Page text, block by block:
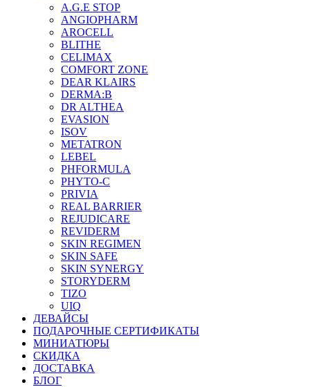
A.G.E STOP
ANGIOPHARM
AROCELL
BLITHE
CELIMAX
COMFORT ZONE
DEAR KLAIRS
DERMA:B
DR ALTHEA
EVASION
ISOV
METATRON
LEBEL
PHFORMULA
PHYTO-C
PRIVIA
REAL BARRIER
REJUDICARE
REVIDERM
SKIN REGIMEN
SKIN SAFE
SKIN SYNERGY
STORYDERM
TIZO
UIQ
ДЕВАЙСЫ
ПОДАРОЧНЫЕ СЕРТИФИКАТЫ
МИНИАТЮРЫ
СКИДКА
ДОСТАВКА
БЛОГ